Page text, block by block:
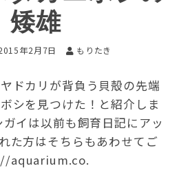
矮雄
年2月7日 もりたき
ドカリが背負う貝殻の先端
シを見つけた！と紹介しま
イは以前も飼育日記にアッ
た方はそちらもあわせてご
aquarium.co.